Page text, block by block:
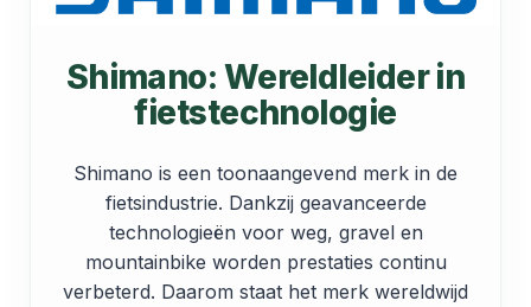
Shimano: Wereldleider in
fietstechnologie
Shimano is een toonaangevend merk in de
fietsindustrie. Dankzij geavanceerde
technologieën voor weg, gravel en
mountainbike worden prestaties continu
verbeterd. Daarom staat het merk wereldwijd